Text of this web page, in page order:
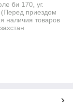
би 170, уг.
(Перед приездом
наличия товаров